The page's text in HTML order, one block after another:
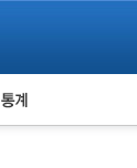
누적 피해사례 통계